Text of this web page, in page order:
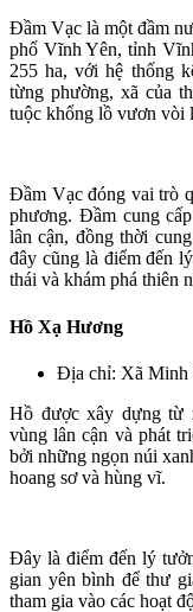
Đầm Vạc là một đầm
phố Vĩnh Yên, tỉnh
255 ha, với hệ thống
từng phường, xã của
tuộc khổng lồ vươn vòi
Đầm Vạc đóng vai trò
phương. Đầm cung
lân cận, đồng thời
đây cũng là điểm đến
thái và khám phá thiên
Hồ Xạ Hương
Địa chỉ: Xã Minh
Hồ được xây dựng từ
vùng lân cận và phát
bởi những ngọn núi
hoang sơ và hùng vĩ.
Đây là điểm đến lý
gian yên bình để thư
tham gia vào các hoạt